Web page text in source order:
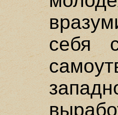
себя